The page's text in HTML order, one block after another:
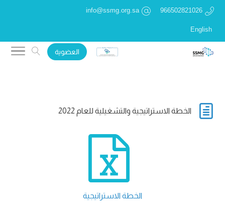
966502821026
info@ssmg.org.sa
English
العضوية
 الخطة الاستراتيجية والتشغيلية للعام 2022

الخطة الاستراتيجية